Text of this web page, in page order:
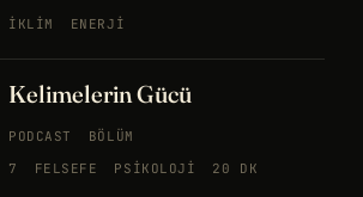
İKLIM ENERJI
Kelimelerin Gücü
PODCAST
BÖLÜM
7
FELSEFE PSIKOLOJI 20 DK